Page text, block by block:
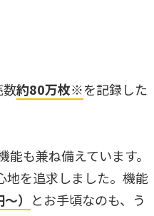
数約80万枚※を記録した
も兼ね備えています。
地を追求しました。機能
） とお手頃なのも、う